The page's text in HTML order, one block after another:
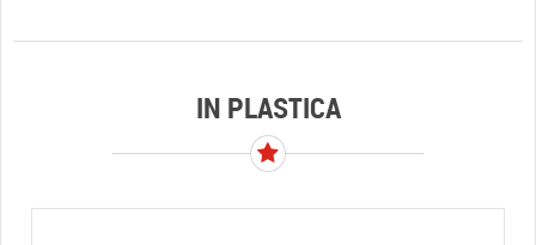
IN PLASTICA